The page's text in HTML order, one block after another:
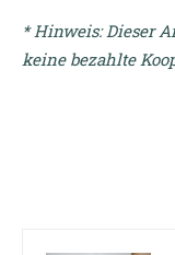
* Hinweis: Dieser
keine bezahlte